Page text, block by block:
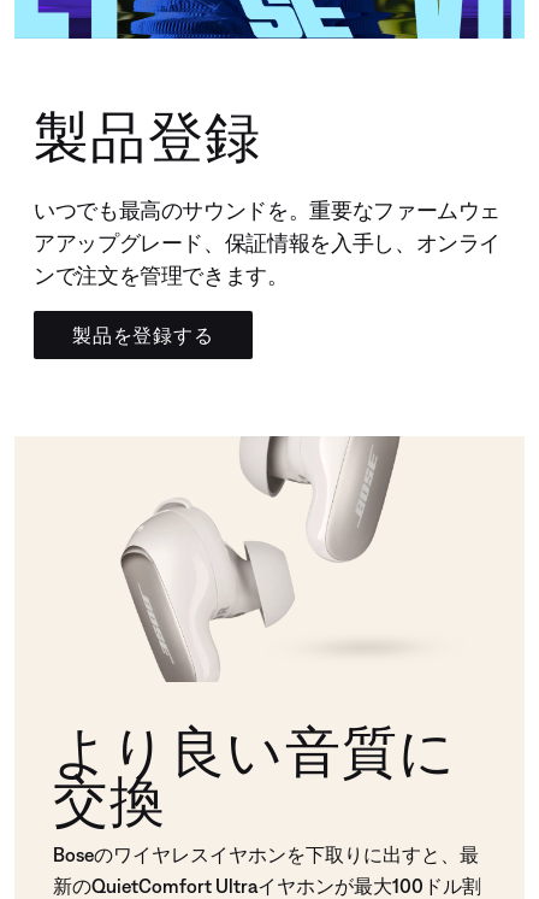
製品登録
いつでも最高のサウンドを。重要なファームウェ
アアップグレード、保証情報を入手し、オンライ
ンで注文を管理できます。
製品を登録する
より良い音質に
交換
Boseのワイヤレスイヤホンを下取りに出すと、最
新のQuietComfort Ultraイヤホンが最大100ドル割